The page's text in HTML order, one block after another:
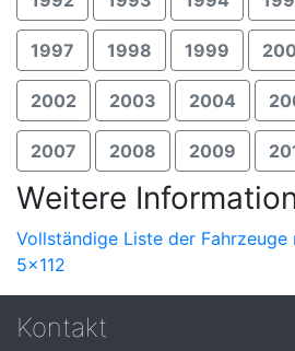
1997 1998 1999
2002 2003 2004
2007 2008 2009
Weitere
Vollständige Liste der
5x112
Kontakt